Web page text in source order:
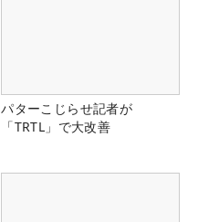
パターこじらせ記者が
「TRTL」で大改善